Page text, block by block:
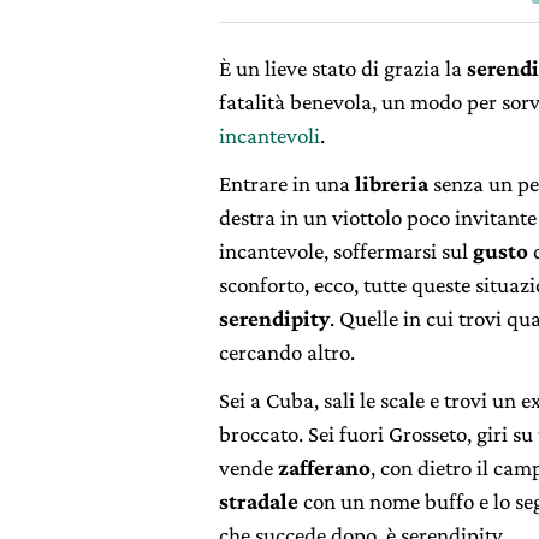
È un lieve stato di grazia la
fatalità benevola, un modo per
incantevoli.
Entrare in una libreria senza un
destra in un viottolo poco
incantevole, soffermarsi sul gusto
sconforto, ecco, tutte queste
serendipity. Quelle in cui trovi
cercando altro.
Sei a Cuba, sali le scale e trovi un
broccato. Sei fuori Grosseto, giri
vendezafferano, con dietro il
stradalecon un nome buffo e lo